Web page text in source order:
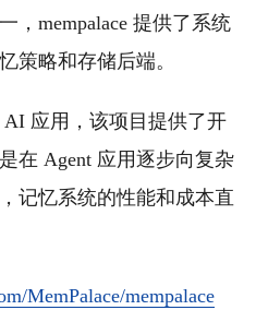
，mempalace 提供了系统
策略和存储后端。
应用，该项目提供了开
在 Agent 应用逐步向复杂
记忆系统的性能和成本直
MemPalace/mempalace